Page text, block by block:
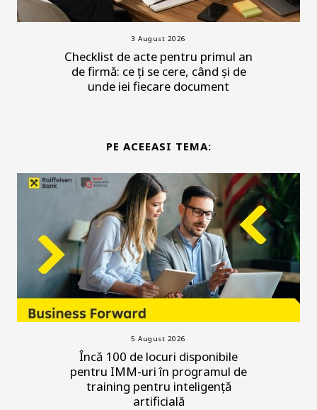
3 August 2026
Checklist de acte pentru primul an
de firmă: ce ți se cere, când și de
unde iei fiecare document
PE ACEEASI TEMA:
5 August 2026
Încă 100 de locuri disponibile
pentru IMM-uri în programul de
training pentru inteligență
artificială